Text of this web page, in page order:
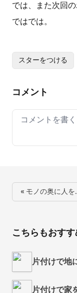
では、また次回
ではでは。
スターをつける
コメント
Your comment
« モノの奥に人を
こちらもおす
片付けで地
片付けで家